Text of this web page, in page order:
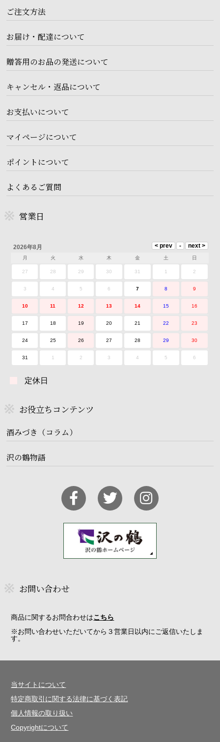
ご注文方法
お届け・配達について
贈答用のお品の発送について
キャンセル・返品について
お支払いについて
マイページについて
ポイントについて
よくあるご質問
営業日
2026年8月
月 火 水 木 金 土 日
27 28 29 30 31 1 2
3 4 5 6 7 8 9
10 11 12 13 14 15 16
17 18 19 20 21 22 23
24 25 26 27 28 29 30
31 1 2 3 4 5 6
定休日
お役立ちコンテンツ
酒みづき（コラム）
沢の鶴物語
お問い合わせ
商品に関するお問合わせはこちら
※お問い合わせいただいてから３営業日以内にご返信いたしま
す。
当サイトについて
特定商取引に関する法律に基づく表記
個人情報の取り扱い
Copyrightについて